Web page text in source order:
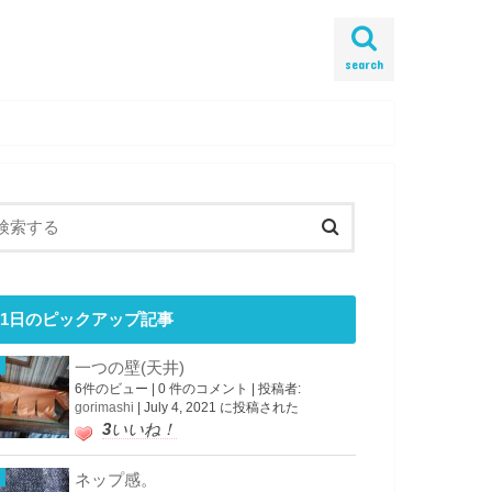
search
1日のピックアップ記事
一つの壁(天井)
6件のビュー 0 件のコメント
投稿者:
gorimashi
July 4, 2021 に投稿された
3いいね！
ネップ感。